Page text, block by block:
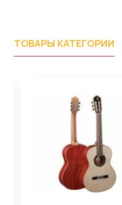
ТОВАРЫ КАТЕГОРИИ